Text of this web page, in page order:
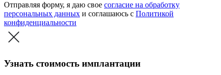
Отправляя форму, я даю свое согласие на обработку
персональных данных и соглашаюсь c Политикой
конфиденциальности
Узнать стоимость имплантации